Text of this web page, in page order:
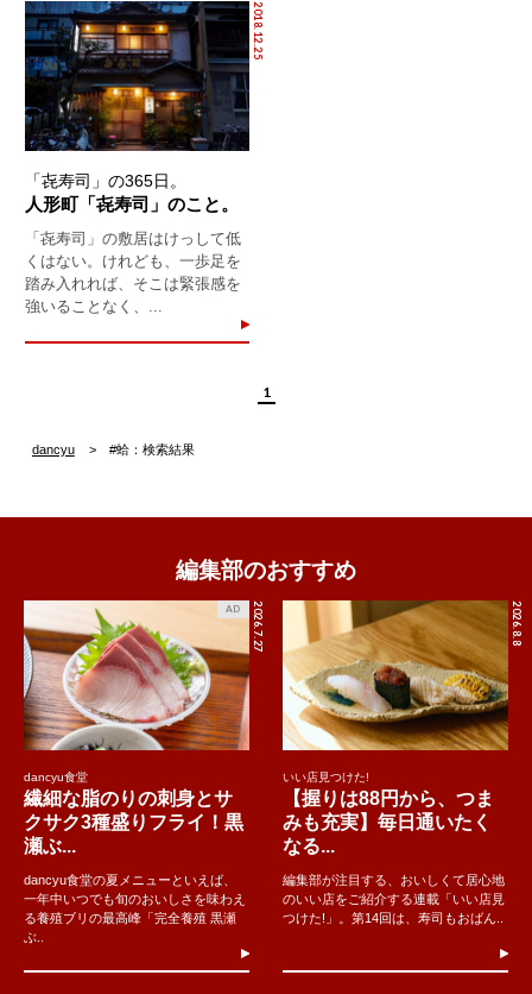
2018.12.25
「㐂寿司」の365日。
人形町「㐂寿司」のこと。
「㐂寿司」の敷居はけっして低
くはない。けれども、一歩足を
踏み入れれば、そこは緊張感を
強いることなく、...
1
dancyu #蛤：検索結果
編集部のおすすめ
2026.7.27
AD
dancyu食堂
繊細な脂のりの刺身とサ
クサク3種盛りフライ！黒
瀬ぶ...
dancyu食堂の夏メニューといえば、
一年中いつでも旬のおいしさを味わえ
る養殖ブリの最高峰「完全養殖 黒瀬
ぶ..
2026.8.8
いい店見つけた!
【握りは88円から、つま
みも充実】毎日通いたく
なる...
編集部が注目する、おいしくて居心地
のいい店をご紹介する連載「いい店見
つけた!」。第14回は、寿司もおばん..